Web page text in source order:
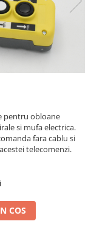
pentru obloane
si mufa electrica.
fara cablu si
telecomenzi.
COS